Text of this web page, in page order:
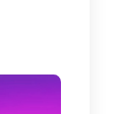
guidare il
al